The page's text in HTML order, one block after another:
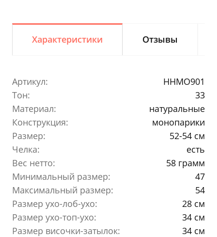
Характеристики Отзывы
Артикул:
HHMO901
Тон:
33
Материал:
натуральные
Конструкция:
монопарики
Размер:
52-54 см
Челка:
есть
Вес нетто:
58 грамм
Минимальный размер:
47
Максимальный размер:
54
Размер ухо-лоб-ухо:
28 см
Размер ухо-топ-ухо:
34 см
Размер височки-затылок:
34 см